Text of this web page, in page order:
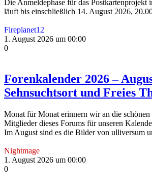
Die Anmeldephase für das Postkartenprojekt
läuft bis einschließlich 14. August 2026,
Fireplanet12
1. August 2026 um 00:00
0
Forenkalender 2026 –
Sehnsuchtsort und Freies
Monat für Monat erinnern wir an die
Mitglieder dieses Forums für unseren
Im August sind es die Bilder von ulliversum
Nightmage
1. August 2026 um 00:00
0